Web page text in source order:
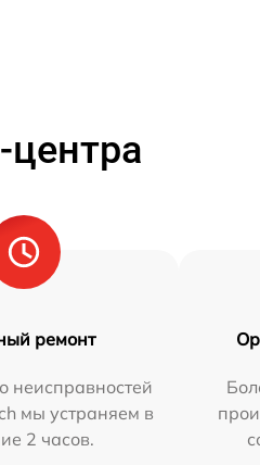
ремонт
неисправностей
мы устраняем в
2 часов.